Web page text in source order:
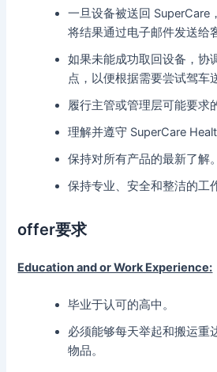
一旦设备被送回 SuperCare
将结果通过电子邮件发送给
如果未能成功取回设备，协
点，以便根据需要尝试驾车
履行主管或管理层可能要求
理解并遵守 SuperCare
保持对所有产品的最新了解。
保持专业、安全和整洁的工
offer要求
Education and or Work Experience:
毕业于认可的高中。
必须能够每天举起和搬运重
物品。